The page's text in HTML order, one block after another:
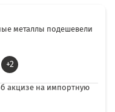
металлы подешевели
+2
акцизе на импортную